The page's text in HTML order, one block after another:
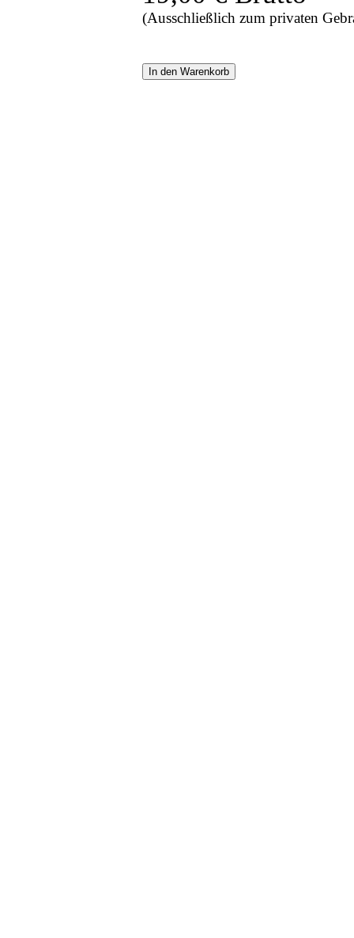
(Ausschließlich zum privaten